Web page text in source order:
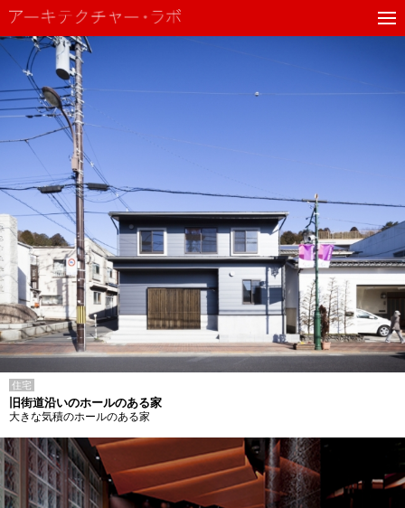
住宅
旧街道沿いのホールのある家
大きな気積のホールのある家